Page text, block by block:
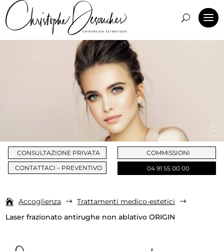
CONSULTAZIONE PRIVATA
CONTATTACI – PREVENTIVO
COMMISSIONI
04 91 55 00 00
Accoglienza $ Trattamenti medico-estetici $
Laser frazionato antirughe non ablativo ORIGIN